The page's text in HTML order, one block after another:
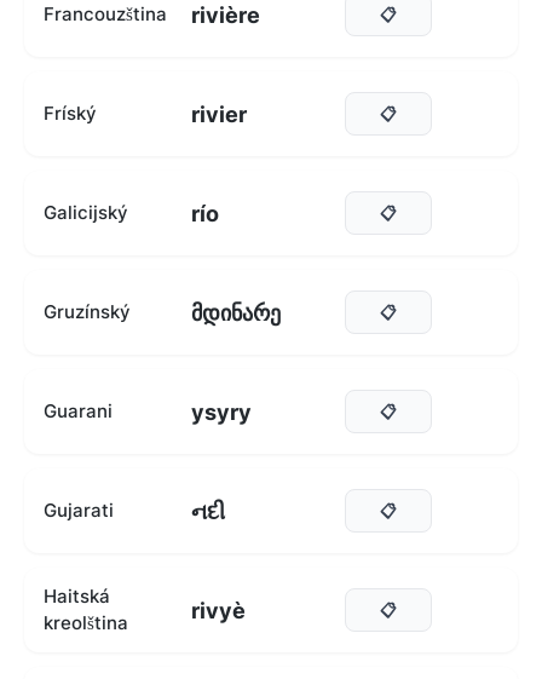
Francouzština rivière 📋
Fríský rivier 📋
Galicijský río 📋
Gruzínský მდინარე 📋
Guarani ysyry 📋
Gujarati નદી 📋
Haitská
kreolština
rivyè 📋